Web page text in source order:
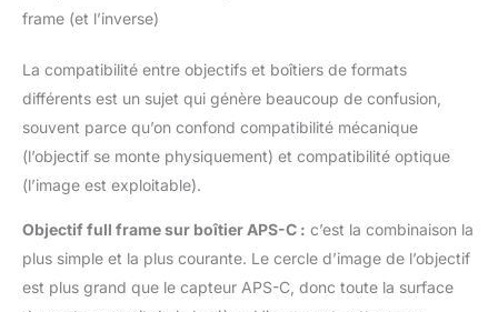
frame (et l’inverse)
La compatibilité entre objectifs et boîtiers de formats
différents est un sujet qui génère beaucoup de confusion,
souvent parce qu’on confond compatibilité mécanique
(l’objectif se monte physiquement) et compatibilité optique
(l’image est exploitable).
Objectif full frame sur boîtier APS-C : c’est la combinaison la
plus simple et la plus courante. Le cercle d’image de l’objectif
est plus grand que le capteur APS-C, donc toute la surface